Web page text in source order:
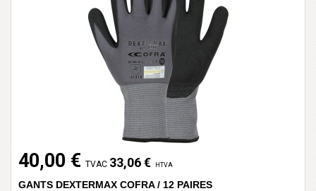
40,00 € TVAC 33,06 € HTVA
GANTS DEXTERMAX COFRA / 12 PAIRES